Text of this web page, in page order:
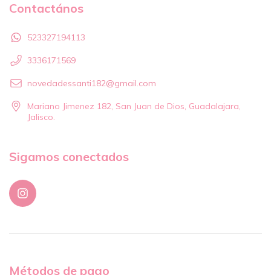
Contactános
523327194113
3336171569
novedadessanti182@gmail.com
Mariano Jimenez 182, San Juan de Dios, Guadalajara,
Jalisco.
Sigamos conectados
Métodos de pago